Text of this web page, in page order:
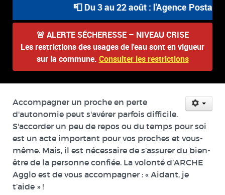
📮 Du 3 au 22 août : l'Agence
🚨 ALERTE SÉCHERESSE – NIVEAU CRISE
Les restrictions des usages de l'eau sont en vigueur
sur la commune. Consulter les restrictions
Accompagner un proche en perte
d'autonomie peut s'avérer parfois difficile.
S'accorder un peu de repos ou du temps pour soi
est un acte important pour vos proches et vous-
même. Mais, il est nécessaire de s’assurer du bien-
être de la personne confiée. La volonté d’ARCHE
Agglo est de vous accompagner : « Aidant, je
t’aide » !